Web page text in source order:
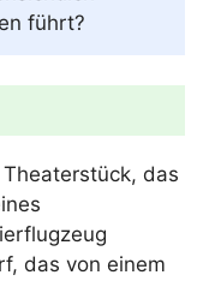
führt?
das
das von einem